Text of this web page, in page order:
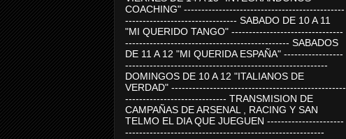
COACHING" ----------------------------------------------
-------------------------------- SABADO DE 10 A 11
"MI QUERIDO TANGO" --------------------------------
----------------------------------------------- SABADOS
DE 11 A 12 "MI QUERIDA ESPAÑA" -----------------
----------------------------------------------------------
DOMINGOS DE 10 A 12 "ITALIANOS DE
VERDAD" --------------------------------------------------
----------------------------- TRANSMISION DE
CAMPAÑAS DE ARSENAL , RACING Y SAN
TELMO EL DIA QUE JUEGUEN ----------------------
---------------------------------------------------------